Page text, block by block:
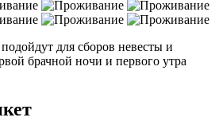
для сборов невесты и
брачной ночи и первого утра